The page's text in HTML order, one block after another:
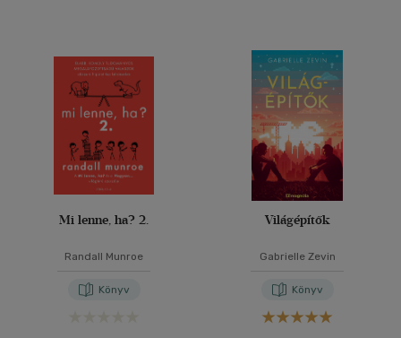
Mi lenne, ha? 2.
Randall Munroe
Könyv
Világépítők
Gabrielle Zevin
Könyv